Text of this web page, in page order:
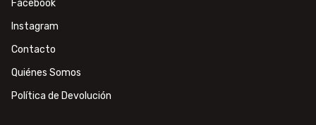
Facebook
Instagram
Contacto
Quiénes Somos
Política de Devolución